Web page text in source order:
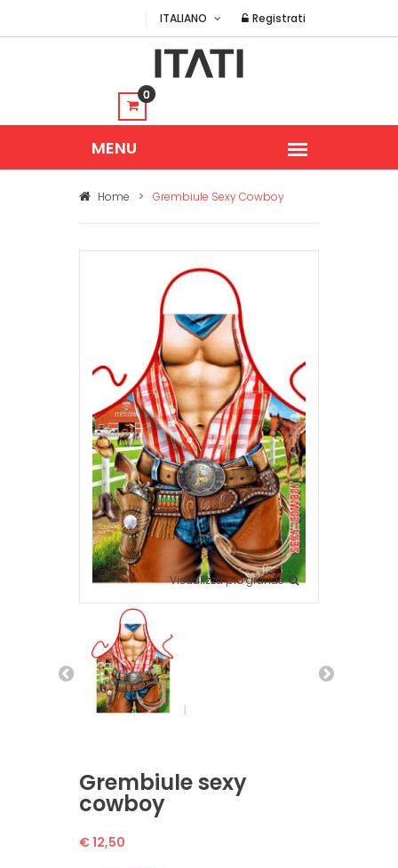
ITALIANO Registrati
0
Home > Grembiule Sexy Cowboy
Visualizza più grande
Grembiule sexy
cowboy
€ 12,50